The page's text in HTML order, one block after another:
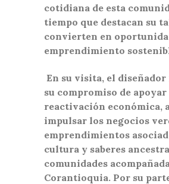
cotidiana de esta
tiempo que destacan su
convierten en
emprendimiento
En su visita, el
su compromiso de apoyar
reactivación económica,
impulsar los negocios
emprendimientos
cultura y saberes
comunidades
Corantioquia. Por su